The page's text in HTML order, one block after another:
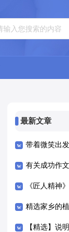
最新文章
带着微笑出
有关成功作
《匠人精神
精选家乡的
【精选】说